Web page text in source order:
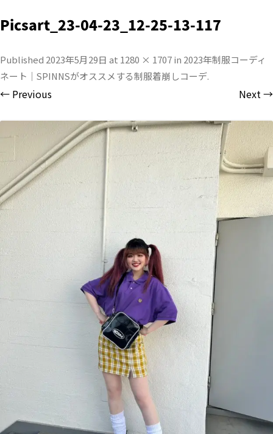
Picsart_23-04-23_12-25-13-117
Published 2023年5月29日 at 1280 × 1707in 2023年制服コーディ
ネート｜SPINNSがオススメする制服着崩しコーデ.
← Previous Next →